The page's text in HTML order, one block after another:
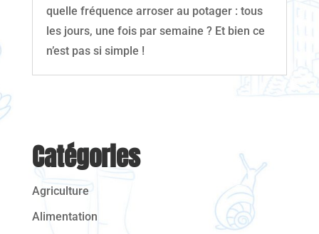
quelle fréquence arroser au potager : tous
les jours, une fois par semaine ? Et bien ce
n’est pas si simple !
Catégories
Agriculture
Alimentation